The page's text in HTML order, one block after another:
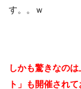
す。。ｗ
しかも驚きなの
ト」も開催されて